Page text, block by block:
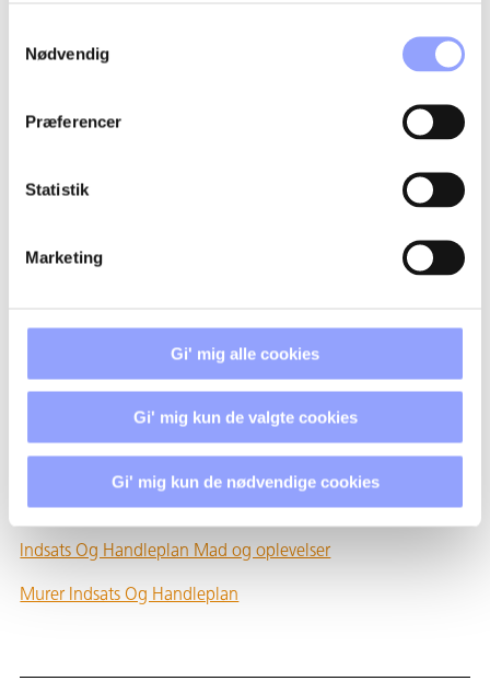
Nødvendig
Præferencer
Statistik
Marketing
Gi' mig alle cookies
Gi' mig kun de valgte cookies
Gi' mig kun de nødvendige cookies
Webudvikler Indsats Og Handleplan
Grafisk Tekniker Indsats Og Handleplan
TD Indsats Og Handleplan
Tandklinikassistent Indsats Og Handleplan
Frisør Indsats Og Handleplan
Tømrer Indsats Og Handleplan
Indsats Og Handleplan Mad og oplevelser
Murer Indsats Og Handleplan